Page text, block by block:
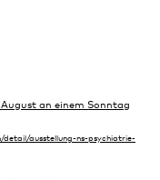
an einem Sonntag